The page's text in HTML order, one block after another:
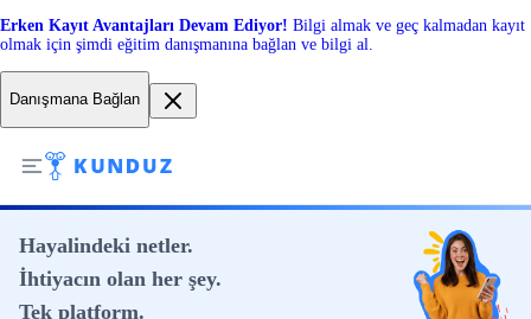
Erken Kayıt Avantajları Devam Ediyor! Bilgi almak ve geç kalmadan kayıt
olmak için şimdi eğitim danışmanına bağlan ve bilgi al.
Danışmana Bağlan
Hayalindeki netler.
İhtiyacın olan her şey.
Tek platform.